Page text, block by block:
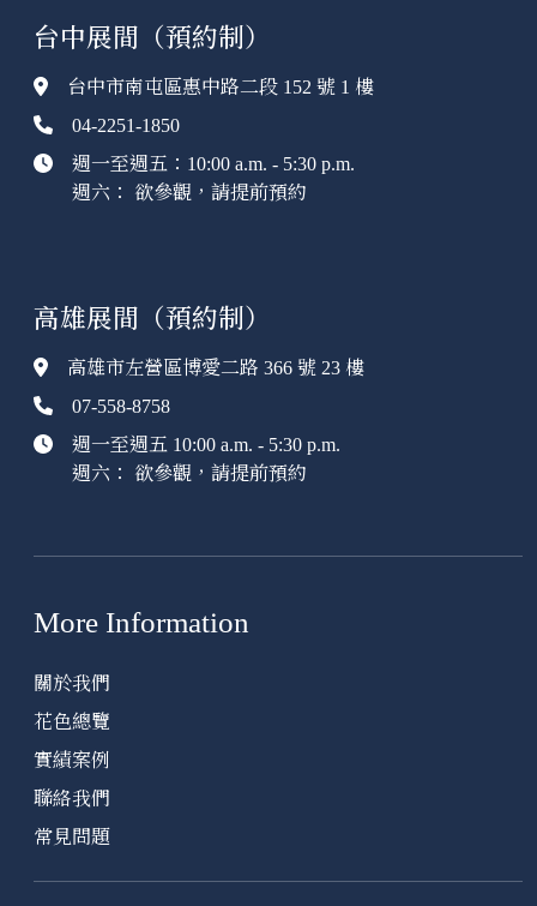
台中展間（預約制）
台中市南屯區惠中路二段 152 號 1 樓
04-2251-1850
週一至週五：10:00 a.m. - 5:30 p.m.
週六： 欲參觀，請提前預約
高雄展間（預約制）
高雄市左營區博愛二路 366 號 23 樓
07-558-8758
週一至週五 10:00 a.m. - 5:30 p.m.
週六： 欲參觀，請提前預約
More Information
關於我們
花色總覽
實績案例
聯絡我們
常見問題